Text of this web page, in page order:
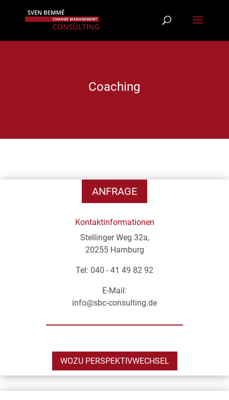
Coaching
ANFRAGE
Kontaktinformationen
Stellinger Weg 32a,
20255 Hamburg
Tel: 040 - 41 49 82 92
E-Mail:
info@sbc-consulting.de
WOZU PERSPEKTIVWECHSEL